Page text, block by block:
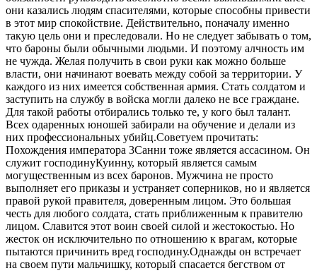
они казались людям спасителями, которые способны привести
в этот мир спокойствие. Действительно, поначалу именно
такую цель они и преследовали. Но не следует забывать о том,
что бароны были обычными людьми. И поэтому алчность им
не чужда. Желая получить в свои руки как можно больше
власти, они начинают воевать между собой за территории. У
каждого из них имеется собственная армия. Стать солдатом и
заступить на службу в войска могли далеко не все граждане.
Для такой работы отбирались только те, у кого был талант.
Всех одаренных юношей забирали на обучение и делали из
них профессиональных убийц.Советуем прочитать:
Похождения императора 3Санни тоже является ассасином. Он
служит господинуКуинну, который является самым
могущественным из всех баронов. Мужчина не просто
выполняет его приказы и устраняет соперников, но и является
правой рукой правителя, доверенным лицом. Это большая
честь для любого солдата, стать приближенным к правителю
лицом. Славится этот воин своей силой и жестокостью. Но
жесток он исключительно по отношению к врагам, которые
пытаются причинить вред господину.Однажды он встречает
на своем пути мальчишку, который спасается бегством от